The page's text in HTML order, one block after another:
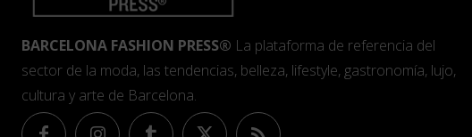
BARCELONA FASHION PRESS® La plataforma de referencia del
sector de la moda, las tendencias, belleza, lifestyle, gastronomía, lujo,
cultura y arte de Barcelona.